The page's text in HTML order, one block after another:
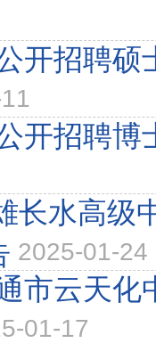
开招聘硕
开招聘博
长水高级
2025-01-24
市云天化
01-17